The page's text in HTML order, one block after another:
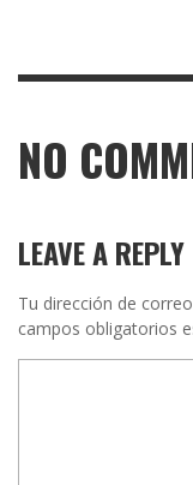
NO
LEAVE A REPLY
Tu dirección de
campos obligatorios